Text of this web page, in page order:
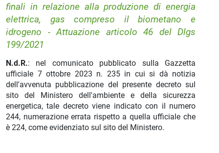
finali in relazione alla produzione di energia
elettrica, gas compreso il biometano e
idrogeno - Attuazione articolo 46 del Dlgs
199/2021
N.d.R.: nel comunicato pubblicato sulla Gazzetta
ufficiale 7 ottobre 2023 n. 235 in cui si dà notizia
dell'avvenuta pubblicazione del presente decreto sul
sito del Ministero dell'ambiente e della sicurezza
energetica, tale decreto viene indicato con il numero
244, numerazione errata rispetto a quella ufficiale che
è 224, come evidenziato sul sito del Ministero.